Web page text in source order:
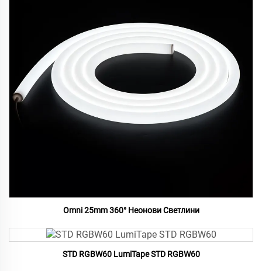
Omni 25mm 360° Неонови Светлини
STD RGBW60 LumiTape STD RGBW60